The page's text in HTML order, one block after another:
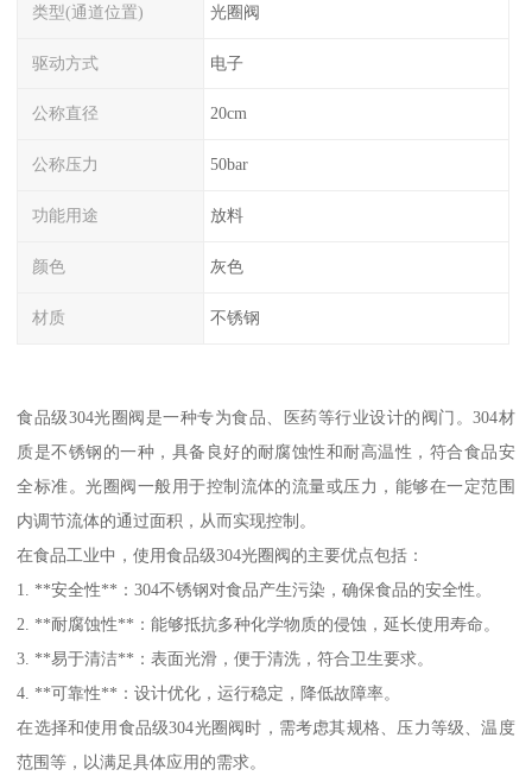
类型(通道位置) 光圈阀
驱动方式 电子
公称直径 20cm
公称压力 50bar
功能用途 放料
颜色 灰色
材质 不锈钢
食品级304光圈阀是一种专为食品、医药等行业设计的阀门。304材
质是不锈钢的一种，具备良好的耐腐蚀性和耐高温性，符合食品安
全标准。光圈阀一般用于控制流体的流量或压力，能够在一定范围
内调节流体的通过面积，从而实现控制。
在食品工业中，使用食品级304光圈阀的主要优点包括：
1. **安全性**：304不锈钢对食品产生污染，确保食品的安全性。
2. **耐腐蚀性**：能够抵抗多种化学物质的侵蚀，延长使用寿命。
3. **易于清洁**：表面光滑，便于清洗，符合卫生要求。
4. **可靠性**：设计优化，运行稳定，降低故障率。
在选择和使用食品级304光圈阀时，需考虑其规格、压力等级、温度
范围等，以满足具体应用的需求。